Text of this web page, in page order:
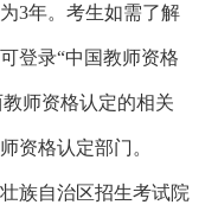
3年。考生如需了解
登录“中国教师资格
教师资格认定的相关
资格认定部门。
族自治区招生考试院